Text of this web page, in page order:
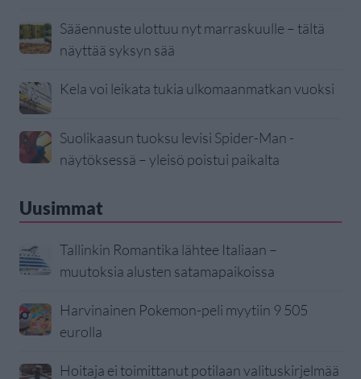
Sääennuste ulottuu nyt marraskuulle – tältä
näyttää syksyn sää
Kela voi leikata tukia ulkomaanmatkan vuoksi
Suolikaasun tuoksu levisi Spider-Man -
näytöksessä – yleisö poistui paikalta
Uusimmat
Tallinkin Romantika lähtee Italiaan –
muutoksia alusten satamapaikoissa
Harvinainen Pokemon-peli myytiin 9 505
eurolla
Hoitaja ei toimittanut potilaan valituskirjelmää